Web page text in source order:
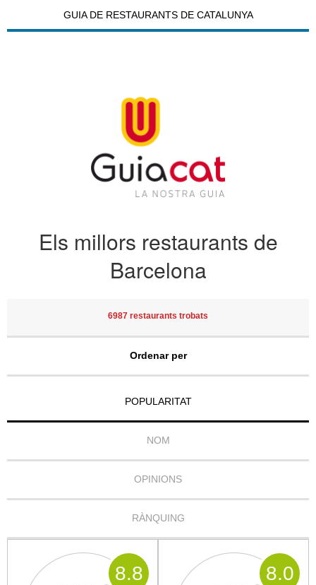
GUIA DE RESTAURANTS DE CATALUNYA
Els millors restaurants de
Barcelona
6987 restaurants trobats
Ordenar per
POPULARITAT
NOM
OPINIONS
RÀNQUING
8.8 8.0